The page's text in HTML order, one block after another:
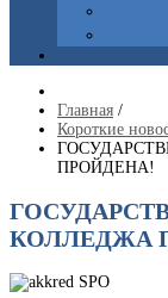
Главная /
Короткие
ПРОЙДЕНА!
КОЛЛЕДЖА